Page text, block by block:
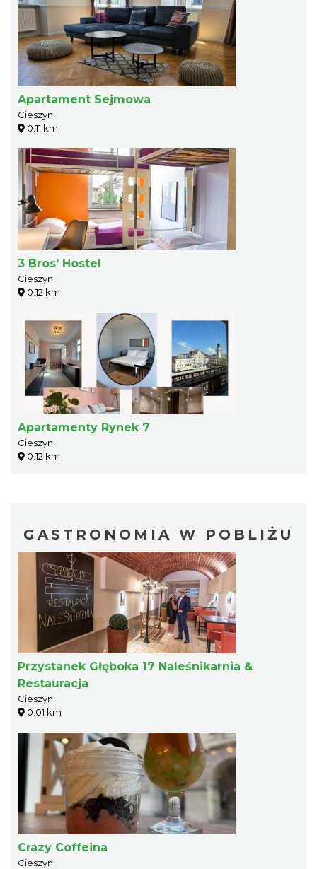
Apartament Sejmowa
Cieszyn
0.11 km
3 Bros' Hostel
Cieszyn
0.12 km
Apartamenty Rynek 7
Cieszyn
0.12 km
GASTRONOMIA W POBLIŻU
Przystanek Głęboka 17 Naleśnikarnia &
Restauracja
Cieszyn
0.01 km
Crazy Coffeina
Cieszyn